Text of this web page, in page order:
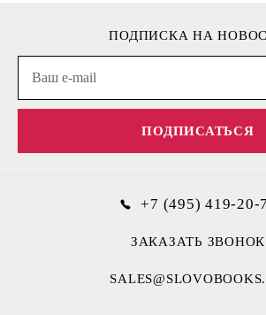
ПОДПИСКА НА
ПОДПИСАТЬСЯ
+7 (495) 419-20-
ЗАКАЗАТЬ ЗВОНОК